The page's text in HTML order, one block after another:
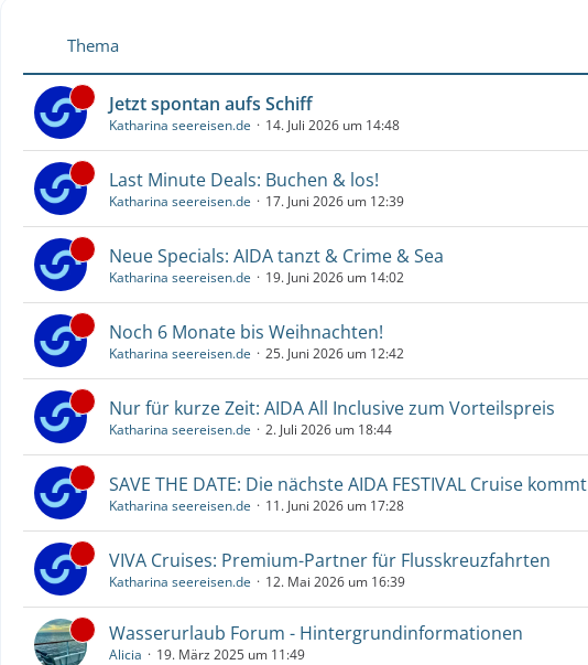
Thema
Jetzt spontan aufs Schiff
Katharina seereisen.de 14. Juli 2026 um 14:48
Last Minute Deals: Buchen & los!
Katharina seereisen.de 17. Juni 2026 um 12:39
Neue Specials: AIDA tanzt & Crime & Sea
Katharina seereisen.de 19. Juni 2026 um 14:02
Noch 6 Monate bis Weihnachten!
Katharina seereisen.de 25. Juni 2026 um 12:42
Nur für kurze Zeit: AIDA All Inclusive zum Vorteilspreis
Katharina seereisen.de 2. Juli 2026 um 18:44
SAVE THE DATE: Die nächste AIDA FESTIVAL Cruise kommt
Katharina seereisen.de 11. Juni 2026 um 17:28
VIVA Cruises: Premium-Partner für Flusskreuzfahrten
Katharina seereisen.de 12. Mai 2026 um 16:39
Wasserurlaub Forum - Hintergrundinformationen
Alicia 19. März 2025 um 11:49